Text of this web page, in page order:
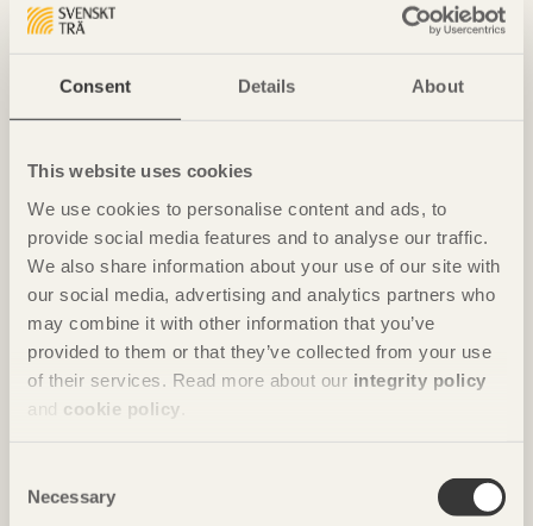
Consent Details About
This website uses cookies
We use cookies to personalise content and ads, to
provide social media features and to analyse our traffic.
We also share information about your use of our site with
our social media, advertising and analytics partners who
may combine it with other information that you’ve
provided to them or that they’ve collected from your use
of their services. Read more about our integrity policy
and cookie policy
Selection
Necessary
NOTERAT
Ombonade reden i väggen
NOTERAT